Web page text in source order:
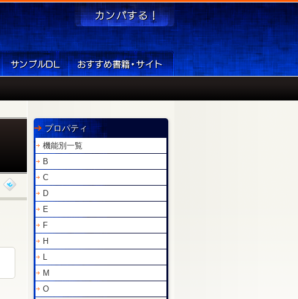
プロパティ
機能別一覧
B
C
D
E
F
H
L
M
O